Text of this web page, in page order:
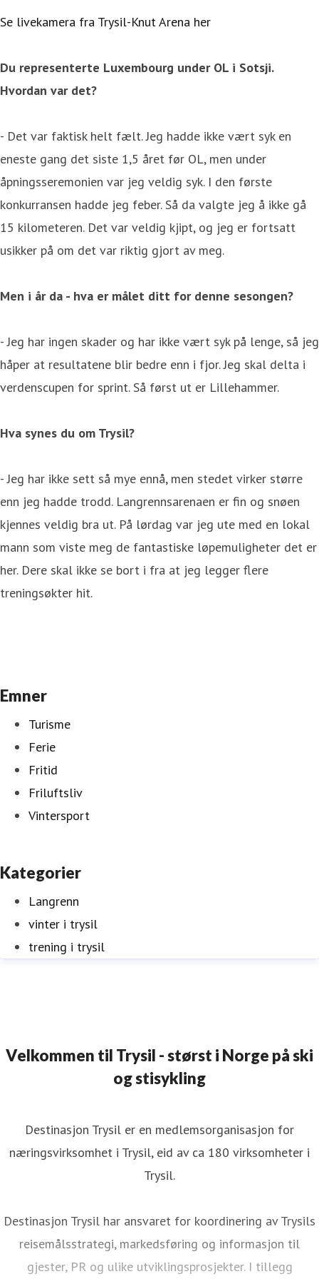
Se livekamera fra Trysil-Knut Arena her
Du representerte Luxembourg under OL i Sotsji.
Hvordan var det?
- Det var faktisk helt fælt. Jeg hadde ikke vært syk en
eneste gang det siste 1,5 året før OL, men under
åpningsseremonien var jeg veldig syk. I den første
konkurransen hadde jeg feber. Så da valgte jeg å ikke gå
15 kilometeren. Det var veldig kjipt, og jeg er fortsatt
usikker på om det var riktig gjort av meg.
Men i år da - hva er målet ditt for denne sesongen?
- Jeg har ingen skader og har ikke vært syk på lenge, så jeg
håper at resultatene blir bedre enn i fjor. Jeg skal delta i
verdenscupen for sprint. Så først ut er Lillehammer.
Hva synes du om Trysil?
- Jeg har ikke sett så mye ennå, men stedet virker større
enn jeg hadde trodd. Langrennsarenaen er fin og snøen
kjennes veldig bra ut. På lørdag var jeg ute med en lokal
mann som viste meg de fantastiske løpemuligheter det er
her. Dere skal ikke se bort i fra at jeg legger flere
treningsøkter hit.
Emner
Turisme
Ferie
Fritid
Friluftsliv
Vintersport
Kategorier
Langrenn
vinter i trysil
trening i trysil
Velkommen til Trysil - størst i Norge på ski
og stisykling
Destinasjon Trysil er en medlemsorganisasjon for
næringsvirksomhet i Trysil, eid av ca 180 virksomheter i
Trysil.
Destinasjon Trysil har ansvaret for koordinering av Trysils
reisemålsstrategi, markedsføring og informasjon til
gjester, PR og ulike utviklingsprosjekter. I tillegg